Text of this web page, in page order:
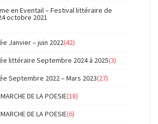
en Eventail – Festival littéraire de
octobre 2021
Janvier – juin 2022(42)
littéraire Septembre 2024 à 2025(3)
Septembre 2022 – Mars 2023(27)
DE LA POESIE(18)
DE LA POESIE(6)